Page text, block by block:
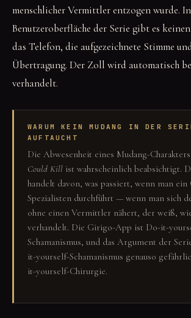
menschlicher Vermittler entzogen wurde.
Benutzeroberfläche der Serie gibt es
das Telefon, die aufgezeichnete Stimme
Übertragung. Der Zoll wird automatisch
verhandelt.
WARUM KEIN MUDANG IN DER
AUFTAUCHT
Die Abwesenheit eines Mudang-
Could Kill ist wahrscheinlich beabsichtigt.
handelt davon, was passiert, wenn man ein
Spezialisten durchführt — wenn man sich
ohne einen Vermittler nähert, der weiß,
verhandelt. Die Girigo-App ist Do-it-
Schamanismus, und das Argument der
it-yourself-Schamanismus genauso
it-yourself-Chirurgie.